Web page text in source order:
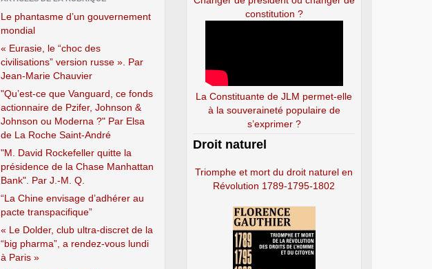
Le phantasme d’un gouvernement
mondial
« Eurasie, le “choc des
civilisations” version russe ». Par
Jean-Marie Chauvier
"Qu’est-ce que Vanguard, ce fonds
actionnaire de Pzifer, Johnson &
Johnson ou Moderna ?" Par Elsa
de La Roche Saint-André
"M. David Rockefeller quitte la
présidence de la Chase Manhattan
Bank". Par J.-M. Q.
“La Chine envisage d’adhérer au
pacte transpacifique”
« Le Dolder, club ultra-discret de la
“big pharma”, a rendez-vous lundi
à Paris »
constitution ?
La Constituante de JLM permet-elle
à la souveraineté populaire de
s’exprimer ?
Droit naturel
Triomphe et mort du droit naturel en
Révolution 1789-1795-1802